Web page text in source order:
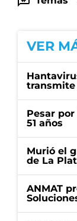
VER
transmite
Pesar
51 años
Murió el
de La
ANMAT